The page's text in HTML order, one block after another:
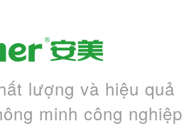
lượng và hiệu quả
minh công nghiệp